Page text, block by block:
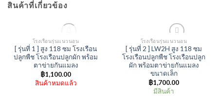
สินค้าที่เกี่ยวข้อง
Add to Wishlist
สินค้าหมดแล้ว
โรงเรือนรุ่นแนวนอน
[ รุ่นที่ 1 ] สูง 118 ซม โรงเรือน
ปลูกพืช โรงเรือนปลูกผัก พร้อม
ตาข่ายกันแมลง
฿1,100.00
สินค้าหมดแล้ว
Add to Wishlist
โรงเรือนรุ่นแนวนอน
[ รุ่นที่ 2 ] LW2H สูง 118 ซม
โรงเรือนปลูกพืช โรงเรือนปลูก
ผัก พร้อมตาข่ายกันแมลง
ขนาดเล็ก
฿1,700.00
มีสินค้า